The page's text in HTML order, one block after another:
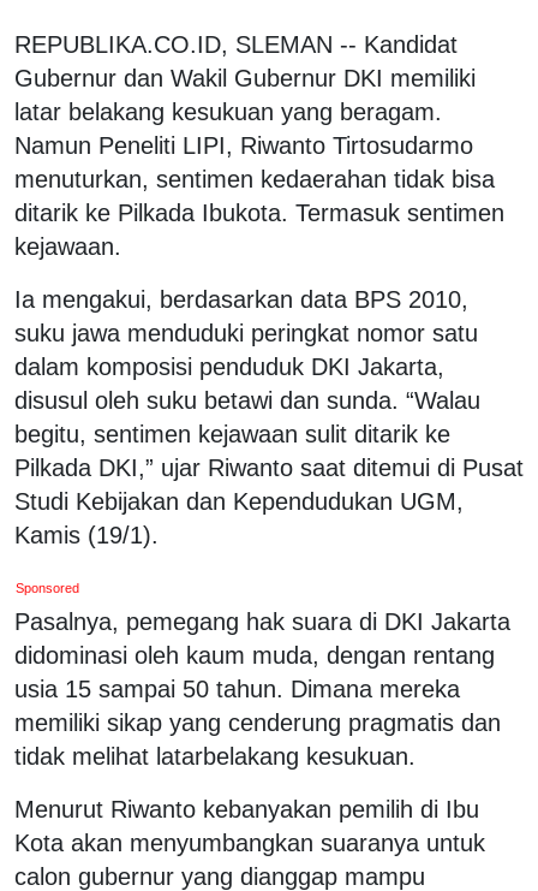
REPUBLIKA.CO.ID, SLEMAN -- Kandidat
Gubernur dan Wakil Gubernur DKI memiliki
latar belakang kesukuan yang beragam.
Namun Peneliti LIPI, Riwanto Tirtosudarmo
menuturkan, sentimen kedaerahan tidak bisa
ditarik ke Pilkada Ibukota. Termasuk sentimen
kejawaan.
Ia mengakui, berdasarkan data BPS 2010,
suku jawa menduduki peringkat nomor satu
dalam komposisi penduduk DKI Jakarta,
disusul oleh suku betawi dan sunda. “Walau
begitu, sentimen kejawaan sulit ditarik ke
Pilkada DKI,” ujar Riwanto saat ditemui di Pusat
Studi Kebijakan dan Kependudukan UGM,
Kamis (19/1).
Sponsored
Pasalnya, pemegang hak suara di DKI Jakarta
didominasi oleh kaum muda, dengan rentang
usia 15 sampai 50 tahun. Dimana mereka
memiliki sikap yang cenderung pragmatis dan
tidak melihat latarbelakang kesukuan.
Menurut Riwanto kebanyakan pemilih di Ibu
Kota akan menyumbangkan suaranya untuk
calon gubernur yang dianggap mampu